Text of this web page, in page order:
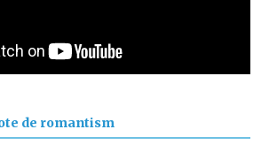
de romantism